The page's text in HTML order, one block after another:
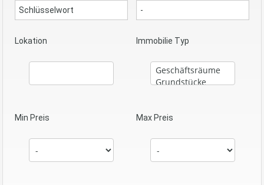
Lokation Immobilie Typ
Min Preis Max Preis